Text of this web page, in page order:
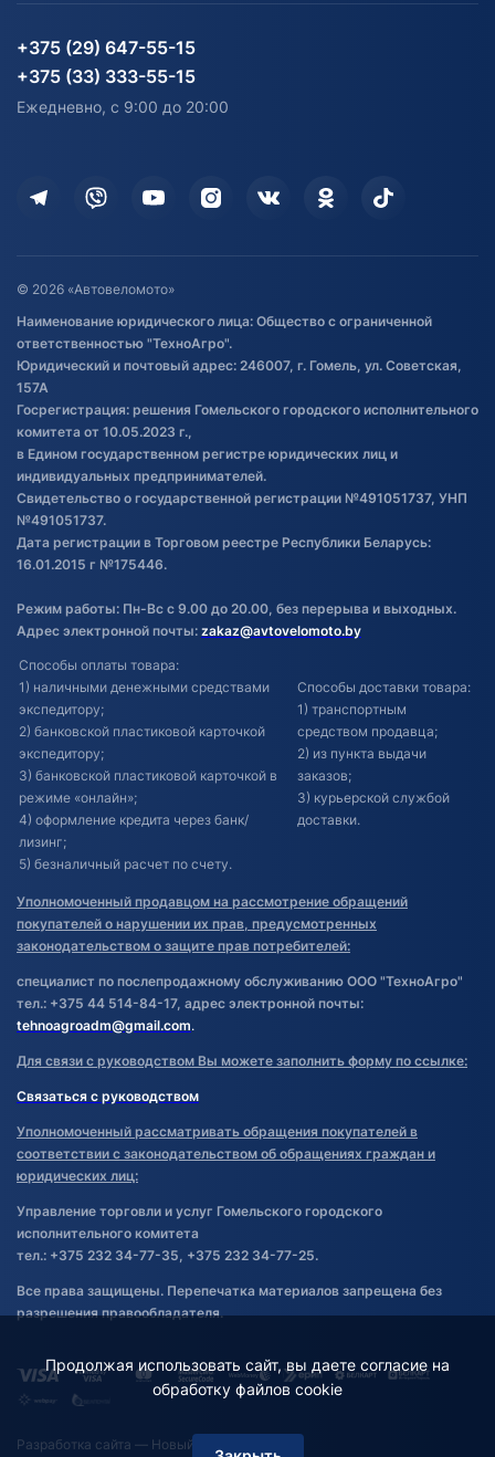
Карта сайта
Информация до получения
согласия на обработку
Дополнительные услуги
Оставить отзыв
Договор публичной оферты
Обработка файлов cookie
Постановка транспорта на учет
Обновления в ЭПТС 2024
Водный транспорт
Электротранспорт
Агротехника
Электротранспорт
+375 (29) 647-55-15
+375 (33) 333-55-15
Ежедневно, с 9:00 до 20:00
© 2026 «Автовеломото»
Наименование юридического лица: Общество с ограниченной
ответственностью "ТехноАгро".
Юридический и почтовый адрес: 246007, г. Гомель, ул. Советская,
157А
Госрегистрация: решения Гомельского городского исполнительного
комитета от 10.05.2023 г.,
в Едином государственном регистре юридических лиц и
индивидуальных предпринимателей.
Свидетельство о государственной регистрации №491051737, УНП
№491051737.
Дата регистрации в Торговом реестре Республики Беларусь:
16.01.2015 г №175446.
Режим работы: Пн-Вс с 9.00 до 20.00, без перерыва и выходных.
Адрес электронной почты: zakaz@avtovelomoto.by
Способы оплаты товара:
1) наличными денежными средствами
экспедитору;
2) банковской пластиковой карточкой
экспедитору;
3) банковской пластиковой карточкой в
режиме «онлайн»;
4) оформление кредита через банк/
лизинг;
5) безналичный расчет по счету.
Способы доставки товара:
1) транспортным
средством продавца;
2) из пункта выдачи
заказов;
3) курьерской службой
доставки.
Уполномоченный продавцом на рассмотрение обращений
покупателей о нарушении их прав, предусмотренных
законодательством о защите прав потребителей:
специалист по послепродажному обслуживанию ООО "ТехноАгро"
тел.: +375 44 514-84-17, адрес электронной почты:
tehnoagroadm@gmail.com.
Для связи с руководством Вы можете заполнить форму по ссылке:
Связаться с руководством
Уполномоченный рассматривать обращения покупателей в
соответствии с законодательством об обращениях граждан и
юридических лиц:
Управление торговли и услуг Гомельского городского
исполнительного комитета
тел.: +375 232 34-77-35, +375 232 34-77-25.
Все права защищены. Перепечатка материалов запрещена без
разрешения правообладателя.
Разработка сайта — Новый Сайт
Продолжая использовать сайт, вы даете согласие на
обработку файлов cookie